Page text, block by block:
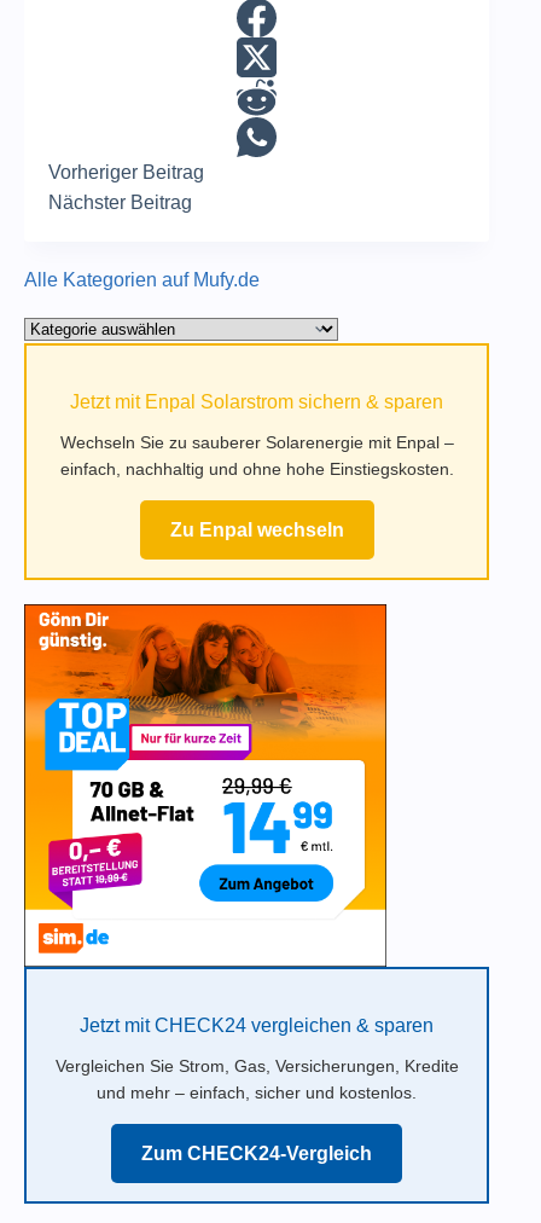
Vorheriger Beitrag
Nächster Beitrag
Alle Kategorien auf Mufy.de
Alle
Mufy.de
Jetzt mit Enpal Solarstrom sichern & sparen
Wechseln Sie zu sauberer Solarenergie mit Enpal –
einfach, nachhaltig und ohne hohe Einstiegskosten.
Zu Enpal wechseln
Jetzt mit CHECK24 vergleichen & sparen
Vergleichen Sie Strom, Gas, Versicherungen, Kredite
und mehr – einfach, sicher und kostenlos.
Zum CHECK24-Vergleich